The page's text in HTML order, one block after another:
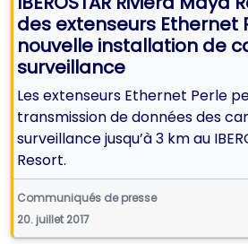
des extenseurs Ethernet
nouvelle installation de
surveillance
Les extenseurs Ethernet Perle
transmission de données des
surveillance jusqu’à 3 km au
Resort.
Communiqués de presse
20. juillet 2017